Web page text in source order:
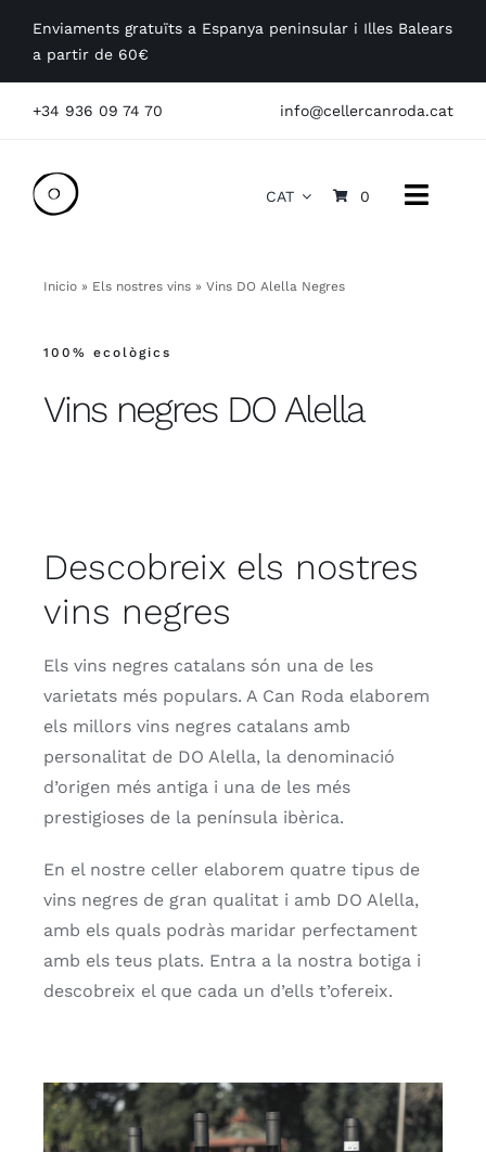
Enviaments gratuïts a Espanya peninsular i Illes Balears
a partir de 60€
+34 936 09 74 70 info@cellercanroda.cat
Toggle
Visites
Botiga
CAT 0
Inicio» Els nostres vins» Vins DO Alella Negres
100% ecològics
Vins negres DO Alella
Descobreix els nostres
vins negres
Els vins negres catalans són una de les
varietats més populars. A Can Roda elaborem
els millors vins negres catalans amb
personalitat de DO Alella, la denominació
d’origen més antiga i una de les més
prestigioses de la península ibèrica.
En el nostre celler elaborem quatre tipus de
vins negres de gran qualitat i amb DO Alella,
amb els quals podràs maridar perfectament
amb els teus plats. Entra a la nostra botiga i
descobreix el que cada un d’ells t’ofereix.